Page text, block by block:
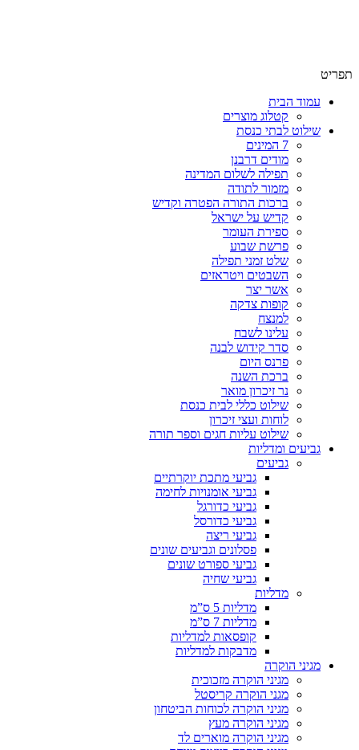
תפריט
עמוד הבית
קטלוג מוצרים
שילוט לבתי כנסת
7 המינים
מודים דרבנן
תפילה לשלום המדינה
מזמור לתודה
ברכות התורה הפטרה וקדיש
קדיש על ישראל
ספירת העומר
פרשת שבוע
שלט זמני תפילה
השבטים ויטראזים
אשר יצר
קופות צדקה
למנצח
עלינו לשבח
סדר קידוש לבנה
פרנס היום
ברכת השנה
נר זיכרון מואר
שילוט כללי לבית כנסת
לוחות ועצי זיכרון
שילוט עליות חגים וספר תורה
גביעים ומדליות
גביעים
גביעי מתכת יוקרתיים
גביעי אומנויות לחימה
גביעי כדורגל
גביעי כדורסל
גביעי ריצה
פסלונים וגביעים שונים
גביעי ספורט שונים
גביעי שחיה
מדליות
מדליות 5 ס”מ
מדליות 7 ס”מ
קופסאות למדליות
מדבקות למדליות
מגיני הוקרה
מגיני הוקרה מזכוכית
מגני הוקרה קריסטל
מגיני הוקרה לכוחות הביטחון
מגיני הוקרה מעץ
מגיני הוקרה מוארים לד